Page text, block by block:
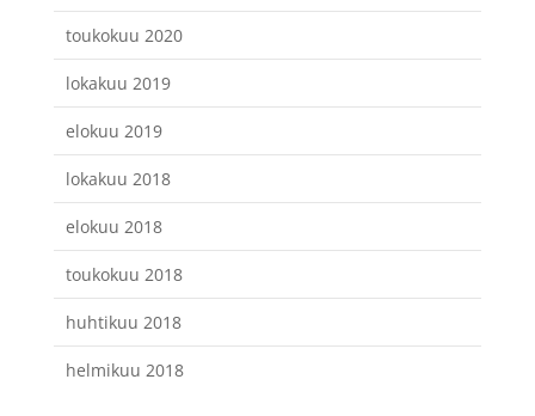
toukokuu 2020
lokakuu 2019
elokuu 2019
lokakuu 2018
elokuu 2018
toukokuu 2018
huhtikuu 2018
helmikuu 2018